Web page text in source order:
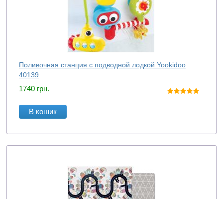
Поливочная станция с подводной лодкой Yookidoo
40139
1740 грн.
В кошик